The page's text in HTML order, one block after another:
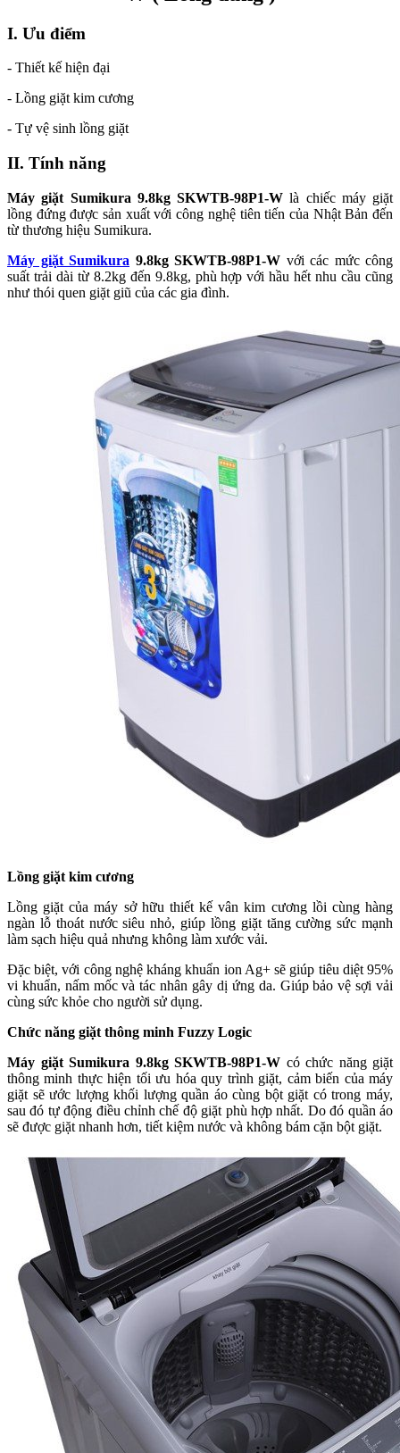
I. Ưu điểm
- Thiết kế hiện đại
- Lồng giặt kim cương
- Tự vệ sinh lồng giặt
II. Tính năng
Máy giặt Sumikura 9.8kg SKWTB-98P1-W là chiếc máy giặt
lồng đứng được sản xuất với công nghệ tiên tiến của Nhật Bản đến
từ thương hiệu Sumikura.
Máy giặt Sumikura 9.8kg SKWTB-98P1-W với các mức công
suất trải dài từ 8.2kg đến 9.8kg, phù hợp với hầu hết nhu cầu cũng
như thói quen giặt giũ của các gia đình.
Lồng giặt kim cương
Lồng giặt của máy sở hữu thiết kế vân kim cương lồi cùng hàng
ngàn lỗ thoát nước siêu nhỏ, giúp lồng giặt tăng cường sức mạnh
làm sạch hiệu quả nhưng không làm xước vải.
Đặc biệt, với công nghệ kháng khuẩn ion Ag+ sẽ giúp tiêu diệt 95%
vi khuẩn, nấm mốc và tác nhân gây dị ứng da. Giúp bảo vệ sợi vải
cùng sức khỏe cho người sử dụng.
Chức năng giặt thông minh Fuzzy Logic
Máy giặt Sumikura 9.8kg SKWTB-98P1-W có chức năng giặt
thông minh thực hiện tối ưu hóa quy trình giặt, cảm biến của máy
giặt sẽ ước lượng khối lượng quần áo cùng bột giặt có trong máy,
sau đó tự động điều chỉnh chế độ giặt phù hợp nhất. Do đó quần áo
sẽ được giặt nhanh hơn, tiết kiệm nước và không bám cặn bột giặt.